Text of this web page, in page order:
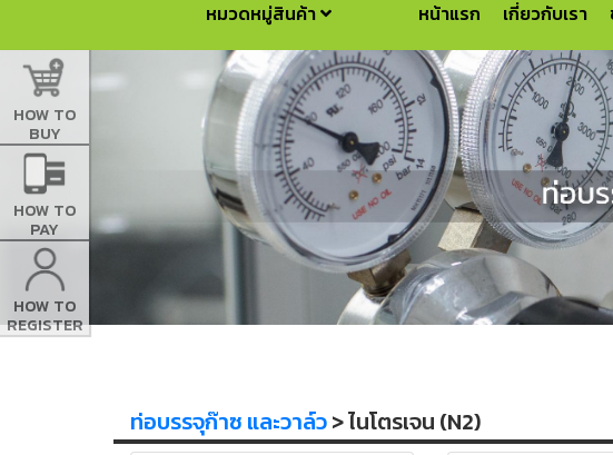
หมวดหมู่สินค้า หน้าแรก เกี่ยวกับเรา
HOW TO
BUY
HOW TO
PAY
HOW TO
REGISTER
ท่อบรรจุก๊าซ และวาล์ว> ไนโตรเจน (N2)